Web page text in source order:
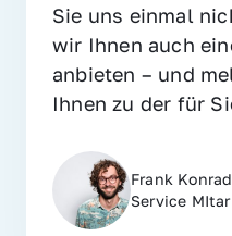
Sie uns einmal
wir Ihnen auch
anbieten – und
Ihnen zu der für
Frank Konrad
Service